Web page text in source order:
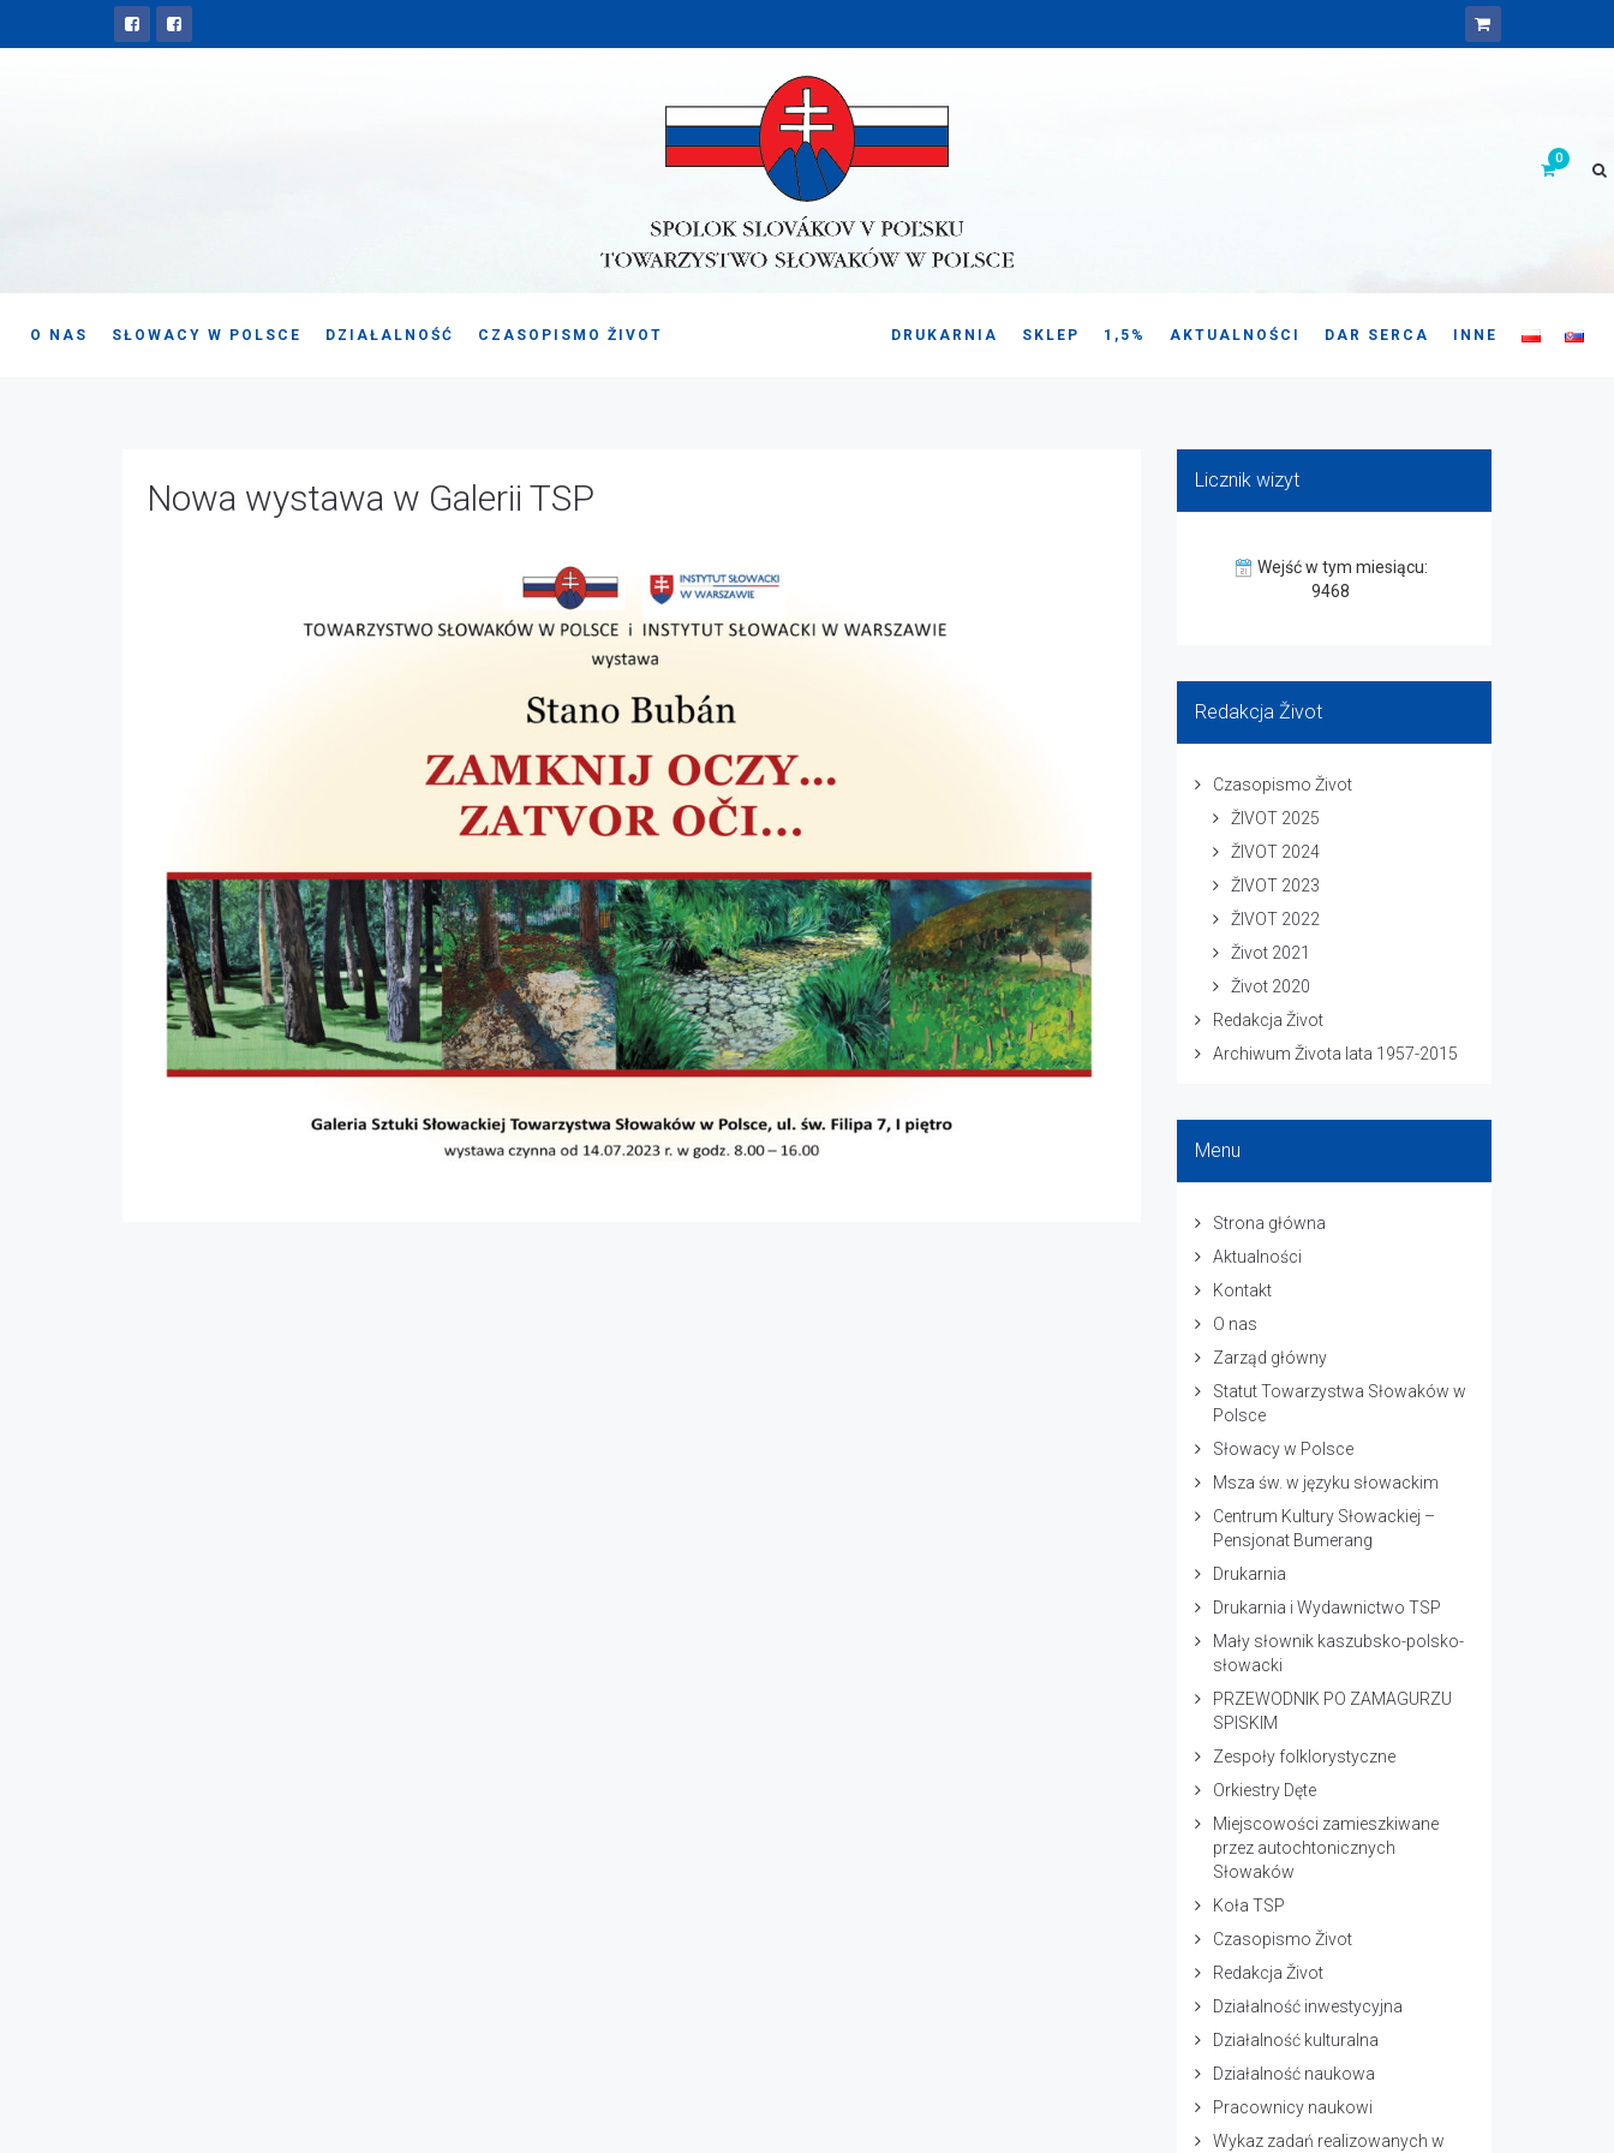
O NAS SŁOWACY W POLSCE DZIAŁALNOŚĆ CZASOPISMO ŽIVOT DRUKARNIA SKLEP 1,5% AKTUALNOŚCI DAR SERCA INNE
Nowa wystawa w Galerii TSP Licznik wizyt
Wejść w tym miesiącu:
9468
Redakcja Život
Czasopismo Život
ŽIVOT 2025
ŽIVOT 2024
ŽIVOT 2023
ŽIVOT 2022
Život 2021
Život 2020
Redakcja Život
Archiwum Života lata 1957-2015
Menu
Strona główna
Aktualności
Kontakt
O nas
Zarząd główny
Statut Towarzystwa Słowaków w
Polsce
Słowacy w Polsce
Msza św. w języku słowackim
Centrum Kultury Słowackiej –
Pensjonat Bumerang
Drukarnia
Drukarnia i Wydawnictwo TSP
Mały słownik kaszubsko-polsko-
słowacki
PRZEWODNIK PO ZAMAGURZU
SPISKIM
Zespoły folklorystyczne
Orkiestry Dęte
Miejscowości zamieszkiwane
przez autochtonicznych
Słowaków
Koła TSP
Czasopismo Život
Redakcja Život
Działalność inwestycyjna
Działalność kulturalna
Działalność naukowa
Pracownicy naukowi
Wykaz zadań realizowanych w